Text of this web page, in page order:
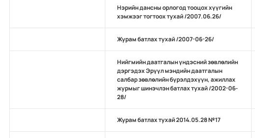
Нэрийн дансны орлогод тооцох хүүгийн
хэмжээг тогтоох тухай /2007.06.26/
Журам батлах тухай /2007-06-26/
Нийгмийн даатгалын үндэсний зөвлөлийн
дэргэдэх Эрүүл мэндийн даатгалын
салбар зөвлөлийн бүрэлдэхүүн, ажиллах
журмыг шинэчлэн батлах тухай /2002-06-
28/
Журам батлах тухай 2014.05.28 №17